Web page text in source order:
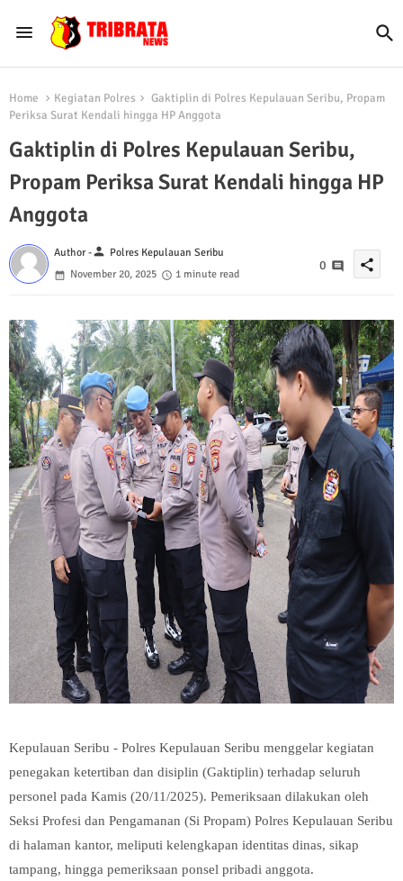
Home Kegiatan Polres
Gaktiplin di Polres Kepulauan Seribu, Propam
Periksa Surat Kendali hingga HP Anggota
Gaktiplin di Polres Kepulauan Seribu,
Propam Periksa Surat Kendali hingga HP
Anggota
Author -person Polres Kepulauan Seribu
November 20, 2025
1 minute read
0 share
Kepulauan Seribu - Polres Kepulauan Seribu menggelar kegiatan
penegakan ketertiban dan disiplin (Gaktiplin) terhadap seluruh
personel pada Kamis (20/11/2025). Pemeriksaan dilakukan oleh
Seksi Profesi dan Pengamanan (Si Propam) Polres Kepulauan Seribu
di halaman kantor, meliputi kelengkapan identitas dinas, sikap
tampang, hingga pemeriksaan ponsel pribadi anggota.